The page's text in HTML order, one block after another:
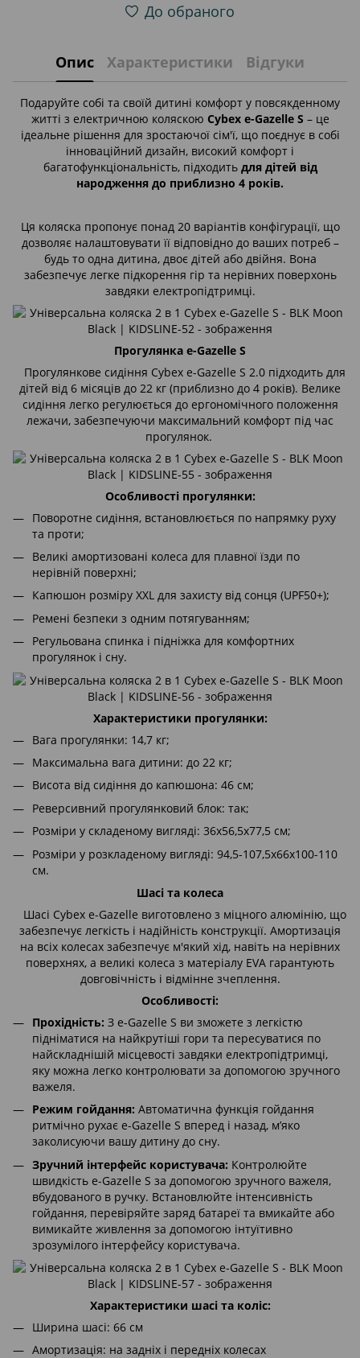
До обраного
Опис Характеристики Відгуки
Подаруйте собі та своїй дитині комфорт у повсякденному
житті з електричною коляскою Cybex e-Gazelle S – це
ідеальне рішення для зростаючої сім'ї, що поєднує в собі
інноваційний дизайн, високий комфорт і
багатофункціональність, підходить для дітей від
народження до приблизно 4 років.
Ця коляска пропонує понад 20 варіантів конфігурації, що
дозволяє налаштовувати її відповідно до ваших потреб –
будь то одна дитина, двоє дітей або двійня. Вона
забезпечує легке підкорення гір та нерівних поверхонь
завдяки електропідтримці.
Прогулянка e-Gazelle S
Прогулянкове сидіння Cybex e-Gazelle S 2.0 підходить для
дітей від 6 місяців до 22 кг (приблизно до 4 років). Велике
сидіння легко регулюється до ергономічного положення
лежачи, забезпечуючи максимальний комфорт під час
прогулянок.
Особливості прогулянки:
Поворотне сидіння, встановлюється по напрямку руху
та проти;
Великі амортизовані колеса для плавної їзди по
нерівній поверхні;
Капюшон розміру XXL для захисту від сонця (UPF50+);
Ремені безпеки з одним потягуванням;
Регульована спинка і підніжка для комфортних
прогулянок і сну.
Характеристики прогулянки:
Вага прогулянки: 14,7 кг;
Максимальна вага дитини: до 22 кг;
Висота від сидіння до капюшона: 46 см;
Реверсивний прогулянковий блок: так;
Розміри у складеному вигляді: 36х56,5х77,5 см;
Розміри у розкладеному вигляді: 94,5-107,5х66х100-110
см.
Шасі та колеса
Шасі Cybex e-Gazelle виготовлено з міцного алюмінію, що
забезпечує легкість і надійність конструкції. Амортизація
на всіх колесах забезпечує м'який хід, навіть на нерівних
поверхнях, а великі колеса з матеріалу EVA гарантують
довговічність і відмінне зчеплення.
Особливості:
Прохідність: З e-Gazelle S ви зможете з легкістю
підніматися на найкрутіші гори та пересуватися по
найскладнішій місцевості завдяки електропідтримці,
яку можна легко контролювати за допомогою зручного
важеля.
Режим гойдання: Автоматична функція гойдання
ритмічно рухає e-Gazelle S вперед і назад, м’яко
заколисуючи вашу дитину до сну.
Зручний інтерфейс користувача: Контролюйте
швидкість e-Gazelle S за допомогою зручного важеля,
вбудованого в ручку. Встановлюйте інтенсивність
гойдання, перевіряйте заряд батареї та вмикайте або
вимикайте живлення за допомогою інтуїтивно
зрозумілого інтерфейсу користувача.
Характеристики шасі та коліс:
Ширина шасі: 66 см
Амортизація: на задніх і передніх колесах